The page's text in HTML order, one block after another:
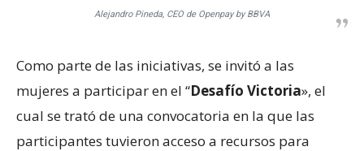
Alejandro Pineda, CEO de Openpay by BBVA
Como parte de las iniciativas, se invitó a las
mujeres a participar en el “Desafío Victoria», el
cual se trató de una convocatoria en la que las
participantes tuvieron acceso a recursos para